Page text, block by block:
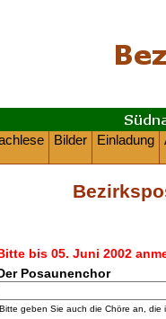
Bilder Einladung
bis 05. Juni 2002
Posaunenchor
geben Sie auch die Chöre an, die